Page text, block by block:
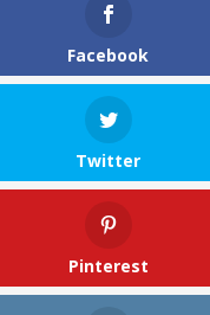
Facebook
Twitter
Pinterest